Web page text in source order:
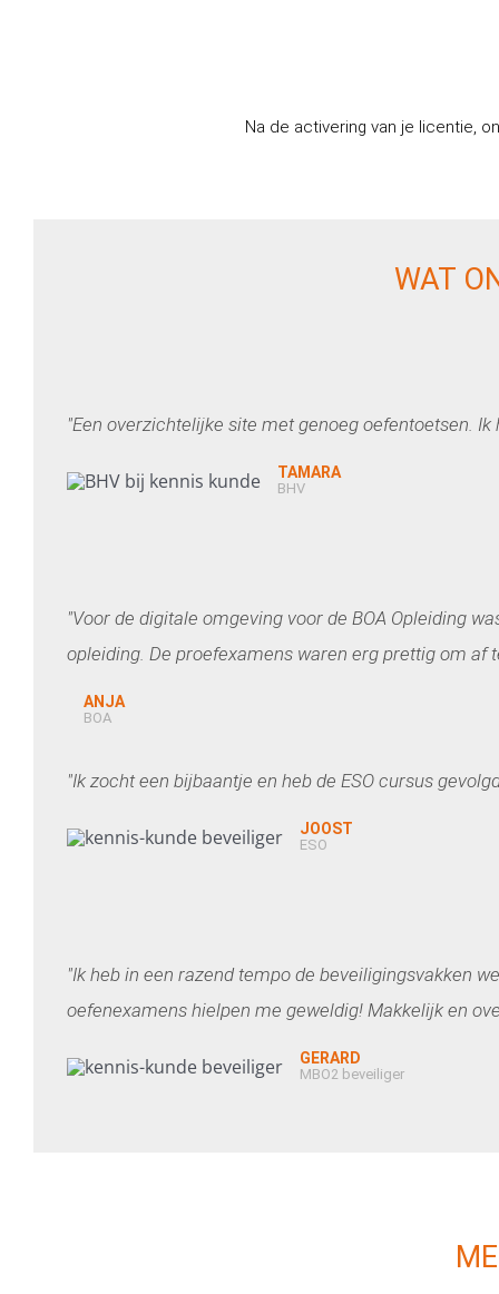
Na de activering van je licentie,
WAT
"Een overzichtelijke site met genoeg oefentoetsen.
TAMARA
BHV
"Voor de digitale omgeving voor de BOA Opleiding
opleiding. De proefexamens waren erg prettig om af
ANJA
BOA
"Ik zocht een bijbaantje en heb de ESO cursus
JOOST
ESO
"Ik heb in een razend tempo de beveiligingsvakken
oefenexamens hielpen me geweldig! Makkelijk en
GERARD
MBO2 beveiliger